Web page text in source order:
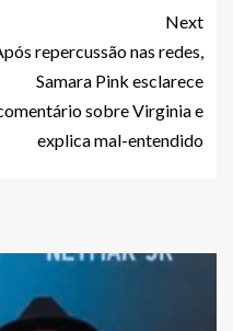
Next
repercussão nas redes,
Samara Pink esclarece
sobre Virginia e
explica mal-entendido